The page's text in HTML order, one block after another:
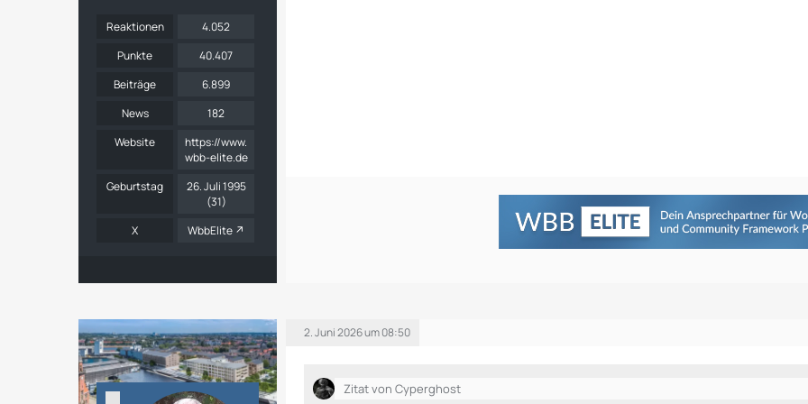
Reaktionen
4.052
Punkte
40.407
Beiträge
6.899
News
182
Website
https://www.
wbb-elite.de
Geburtstag
26. Juli 1995
(31)
X
WbbElite
2. Juni 2026 um 08:50
Zitat von Cyperghost